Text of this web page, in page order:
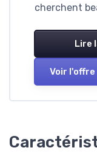
cherchent
Lire
Voir l'offre